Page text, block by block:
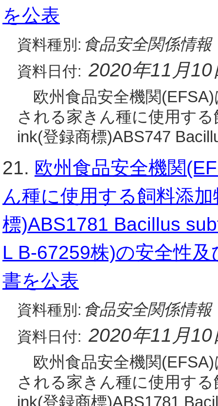
を公表
資料種別: 食品安全関係情報
資料日付: 2020年11月10
欧州食品安全機関
される家きん種に使用す
ink(登録商標)ABS747
21. 欧州食品安全機関
ん種に使用する飼料添
標)ABS1781 Bacillus
L B-67259株)の安全性
書を公表
資料種別: 食品安全関係情報
資料日付: 2020年11月10
欧州食品安全機関
される家きん種に使用す
ink(登録商標)ABS1781